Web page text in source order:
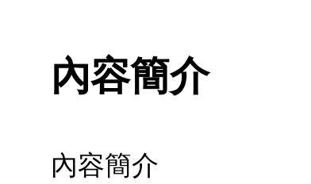
內容簡介
內容簡介